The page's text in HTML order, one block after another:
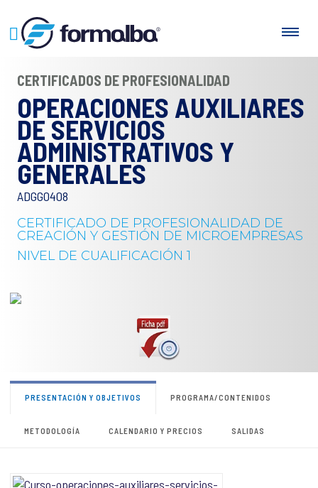
CERTIFICADOS DE PROFESIONALIDAD
OPERACIONES AUXILIARES
DE SERVICIOS
ADMINISTRATIVOS Y
GENERALES
ADGG0408
CERTIFICADO DE PROFESIONALIDAD DE
CREACIÓN Y GESTIÓN DE MICROEMPRESAS
NIVEL DE CUALIFICACIÓN 1
PRESENTACIÓN Y OBJETIVOS PROGRAMA/CONTENIDOS
METODOLOGÍA CALENDARIO Y PRECIOS SALIDAS